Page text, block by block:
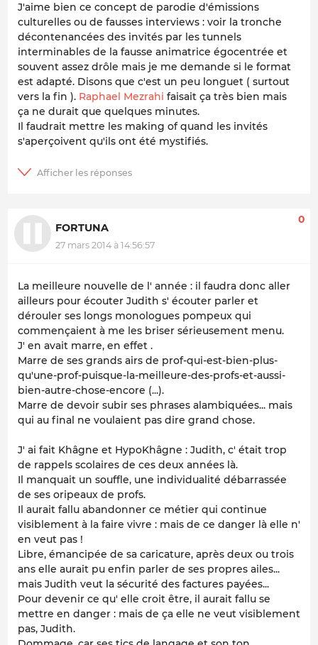
J'aime bien ce concept de parodie d'émissions
culturelles ou de fausses interviews : voir la tronche
décontenancées des invités par les tunnels
interminables de la fausse animatrice égocentrée et
souvent assez drôle mais je me demande si le format
est adapté. Disons que c'est un peu longuet ( surtout
vers la fin ). Raphael Mezrahi faisait ça très bien mais
ça ne durait que quelques minutes.
Il faudrait mettre les making of quand les invités
s'aperçoivent qu'ils ont été mystifiés.
FORTUNA
27 mars 2014 à 14:56:57
0
La meilleure nouvelle de l' année : il faudra donc aller
ailleurs pour écouter Judith s' écouter parler et
dérouler ses longs monologues pompeux qui
commençaient à me les briser sérieusement menu.
J' en avait marre, en effet .
Marre de ses grands airs de prof-qui-est-bien-plus-
qu'une-prof-puisque-la-meilleure-des-profs-et-aussi-
bien-autre-chose-encore (...).
Marre de devoir subir ses phrases alambiquées... mais
qui au final ne voulaient pas dire grand chose.
J' ai fait Khâgne et HypoKhâgne : Judith, c' était trop
de rappels scolaires de ces deux années là.
Il manquait un souffle, une individualité débarrassée
de ses oripeaux de profs.
Il aurait fallu abandonner ce métier qui continue
visiblement à la faire vivre : mais de ce danger là elle n'
en veut pas !
Libre, émancipée de sa caricature, après deux ou trois
ans elle aurait pu enfin parler de ses propres ailes...
mais Judith veut la sécurité des factures payées...
Pour devenir ce qu' elle croit être, il aurait fallu se
mettre en danger : mais de ça elle ne veut visiblement
pas, Judith.